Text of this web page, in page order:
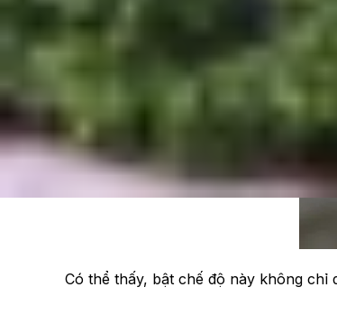
Có thể thấy, bật chế độ này không